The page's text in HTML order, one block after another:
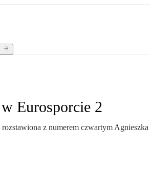
Eurosporcie 2
z numerem czwartym